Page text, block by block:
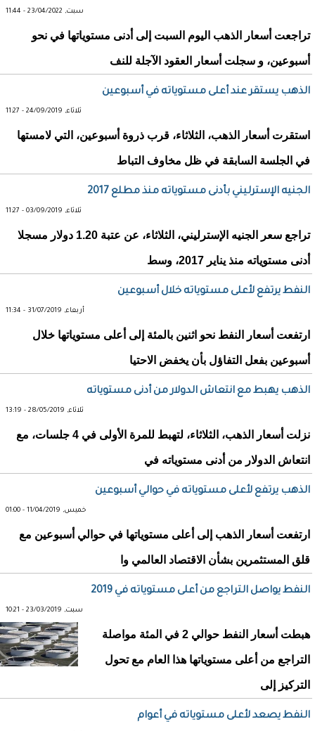
سبت, 23/04/2022 - 11:44
تراجعت أسعار الذهب اليوم السبت إلى أدنى مستوياتها في نحو
أسبوعين، و سجلت أسعار العقود الآجلة للنف
الذهب يستقر عند أعلى مستوياته في أسبوعين
ثلاثاء, 24/09/2019 - 11:27
استقرت أسعار الذهب، الثلاثاء، قرب ذروة أسبوعين، التي لامستها
في الجلسة السابقة في ظل مخاوف التباط
الجنيه الإسترليني بأدنى مستوياته منذ مطلع 2017
ثلاثاء, 03/09/2019 - 11:27
تراجع سعر الجنيه الإسترليني، الثلاثاء، عن عتبة 1.20 دولار مسجلا
أدنى مستوياته منذ يناير 2017، وسط
النفط يرتفع لأعلى مستوياته خلال أسبوعين
أربعاء, 31/07/2019 - 11:34
ارتفعت أسعار النفط نحو اثنين بالمئة إلى أعلى مستوياتها خلال
أسبوعين بفعل التفاؤل بأن يخفض الاحتيا
الذهب يهبط مع انتعاش الدولار من أدنى مستوياته
ثلاثاء, 28/05/2019 - 13:19
نزلت أسعار الذهب، الثلاثاء، لتهبط للمرة الأولى في 4 جلسات، مع
انتعاش الدولار من أدنى مستوياته في
الذهب يرتفع لأعلى مستوياته في حوالي أسبوعين
خميس, 11/04/2019 - 01:00
ارتفعت أسعار الذهب إلى أعلى مستوياتها في حوالي أسبوعين مع
قلق المستثمرين بشأن الاقتصاد العالمي وا
النفط يواصل التراجع من أعلى مستوياته في 2019
سبت, 23/03/2019 - 10:21
هبطت أسعار النفط حوالي 2 في المئة مواصلة
التراجع من أعلى مستوياتها هذا العام مع تحول
التركيز إلى
النفط يصعد لأعلى مستوياته في أعوام